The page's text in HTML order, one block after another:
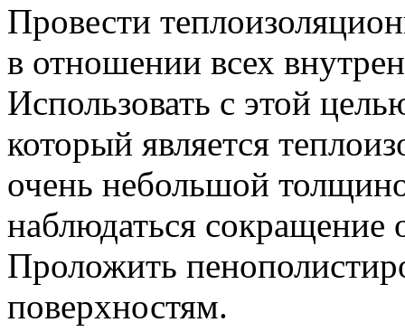
Провести
в отношении всех
Использовать с этой
который является
очень небольшой
наблюдаться
Проложить
поверхностям.